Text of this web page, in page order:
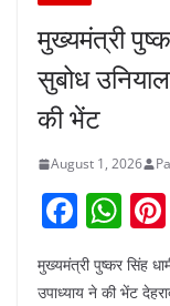
मुख्यमंत्री
सुबोध
की भेंट
August 1, 2026
F
a
c
W
h
at
मुख्यमंत्री पुष्कर सिंह
उपाध्याय ने की भेंट